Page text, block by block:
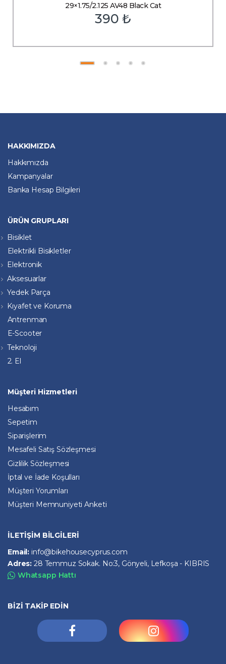
29×1.75/2.125 AV48 Black Cat
390₺
HAKKIMIZDA
Hakkımızda
Kampanyalar
Banka Hesap Bilgileri
ÜRÜN GRUPLARI
Bisiklet
Elektrikli Bisikletler
Elektronik
Aksesuarlar
Yedek Parça
Kıyafet ve Koruma
Antrenman
E-Scooter
Teknoloji
2. El
Müşteri Hizmetleri
Hesabım
Sepetim
Siparişlerim
Mesafeli Satış Sözleşmesi
Gizlilik Sözleşmesi
İptal ve İade Koşulları
Müşteri Yorumları
Müşteri Memnuniyeti Anketi
İLETİŞİM BİLGİLERİ
Email: info@bikehousecyprus.com
Adres:28 Temmuz Sokak. No:3, Gönyeli, Lefkoşa - KIBRIS
Whatsapp Hattı
BİZİ TAKİP EDİN